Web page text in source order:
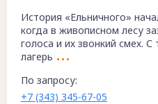
История «Ельничного»
когда в живописном лесу
голоса и их звонкий смех.
лагерь
По запросу:
+7 (343) 345-67-05